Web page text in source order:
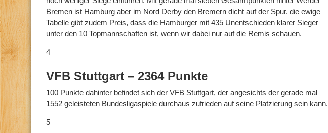
Bremen ist Hamburg aber im Nord Derby den Bremern dicht auf der Spur. die ewige
Tabelle gibt zudem Preis, dass die Hamburger mit 435 Unentschieden klarer Sieger
unter den 10 Topmannschaften ist, wenn wir dabei nur auf die Remis schauen.
4
VFB Stuttgart – 2364 Punkte
100 Punkte dahinter befindet sich der VFB Stuttgart, der angesichts der gerade mal
1552 geleisteten Bundesligaspiele durchaus zufrieden auf seine Platzierung sein kann.
5